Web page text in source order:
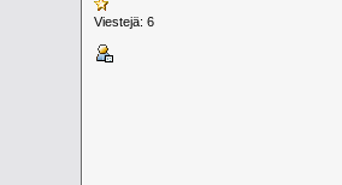
Viestejä: 6